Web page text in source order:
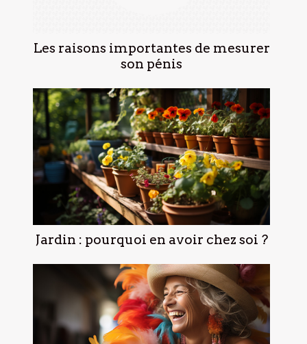
Les raisons importantes de mesurer
son pénis
Jardin : pourquoi en avoir chez soi ?